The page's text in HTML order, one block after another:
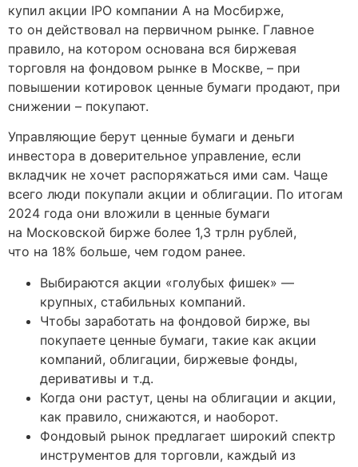
купил акции IPO компании А на Мосбирже,
то он действовал на первичном рынке. Главное
правило, на котором основана вся биржевая
торговля на фондовом рынке в Москве, – при
повышении котировок ценные бумаги продают, при
снижении – покупают.
Управляющие берут ценные бумаги и деньги
инвестора в доверительное управление, если
вкладчик не хочет распоряжаться ими сам. Чаще
всего люди покупали акции и облигации. По итогам
2024 года они вложили в ценные бумаги
на Московской бирже более 1,3 трлн рублей,
что на 18% больше, чем годом ранее.
Выбираются акции «голубых фишек» —
крупных, стабильных компаний.
Чтобы заработать на фондовой бирже, вы
покупаете ценные бумаги, такие как акции
компаний, облигации, биржевые фонды,
деривативы и т.д.
Когда они растут, цены на облигации и акции,
как правило, снижаются, и наоборот.
Фондовый рынок предлагает широкий спектр
инструментов для торговли, каждый из